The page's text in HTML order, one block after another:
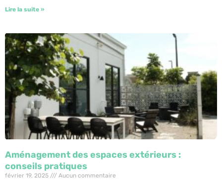
Lire la suite »
Aménagement des espaces extérieurs :
conseils pratiques
février 19, 2025 Aucun commentaire